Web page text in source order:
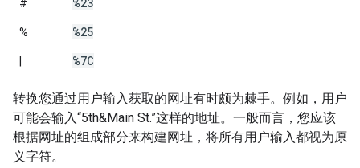
#
% %25
%7C
转换您通过用户输入获取的网址有时颇为棘手。例如，用户
可能会输入“5th&Main St.”这样的地址。一般而言，您应该
根据网址的组成部分来构建网址，将所有用户输入都视为原
义字符。